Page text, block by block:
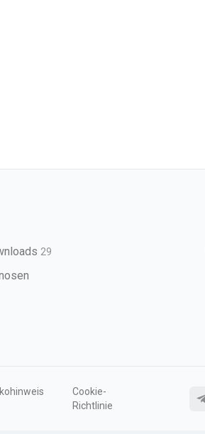
29
Cookie-
Richtlinie